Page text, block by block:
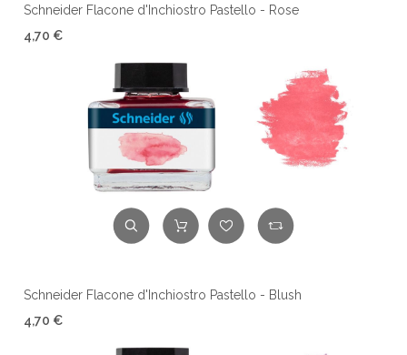
Schneider Flacone d'Inchiostro Pastello - Rose
4,70 €
Schneider Flacone d'Inchiostro Pastello - Blush
4,70 €